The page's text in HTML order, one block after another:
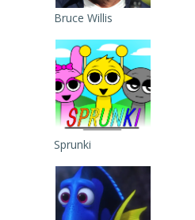
Bruce Willis
Sprunki